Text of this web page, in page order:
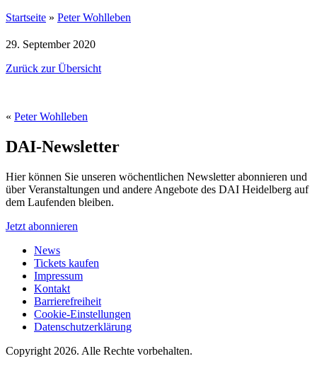
Startseite » Peter Wohlleben
29. September 2020
Zurück zur Übersicht
« Peter Wohlleben
DAI-Newsletter
Hier können Sie unseren wöchentlichen Newsletter abonnieren und
über Veranstaltungen und andere Angebote des DAI Heidelberg auf
dem Laufenden bleiben.
Jetzt abonnieren
News
Tickets kaufen
Impressum
Kontakt
Barrierefreiheit
Cookie-Einstellungen
Datenschutzerklärung
Copyright 2026. Alle Rechte vorbehalten.